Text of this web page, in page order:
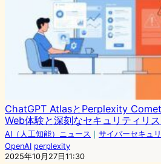
ChatGPT AtlasとPerplexity
Web体験と深刻なセキュリティリ
AI（人工知能）ニュース ｜ サイバーセキュ
OpenAI perplexity
2025年10月27日11:30